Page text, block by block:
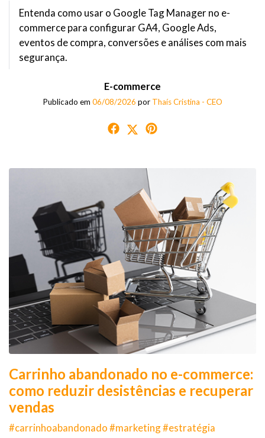
Entenda como usar o Google Tag Manager no e-
commerce para configurar GA4, Google Ads,
eventos de compra, conversões e análises com mais
segurança.
E-commerce
Publicado em 06/08/2026 por Thaís Cristina - CEO
Carrinho abandonado no e-commerce:
como reduzir desistências e recuperar
vendas
#carrinhoabandonado #marketing #estratégia